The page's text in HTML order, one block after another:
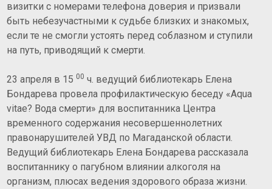
визитки с номерами телефона доверия и призвали
быть небезучастными к судьбе близких и знакомых,
если те не смогли устоять перед соблазном и ступили
на путь, приводящий к смерти.
23 апреля в 15 00 ч. ведущий библиотекарь Елена
Бондарева провела профилактическую беседу «Aqua
vitae? Вода смерти» для воспитанника Центра
временного содержания несовершеннолетних
правонарушителей УВД по Магаданской области.
Ведущий библиотекарь Елена Бондарева рассказала
воспитаннику о пагубном влиянии алкоголя на
организм, плюсах ведения здорового образа жизни.